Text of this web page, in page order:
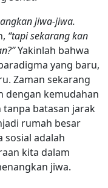
jiwa-jiwa.
“tapi sekarang kan
Yakinlah bahwa
yang baru,
Zaman sekarang
dengan kemudahan
batasan jarak
rumah besar
sosial adalah
kita dalam
jiwa.